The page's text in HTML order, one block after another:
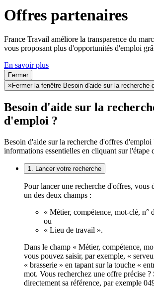
Offres partenaires
France Travail améliore la transparence du
vous proposant plus d'opportunités d'emploi
En savoir plus
Fermer
× Fermer la fenêtre Besoin d'aide sur la recherche
Besoin d'aide sur la
d'emploi ?
Besoin d'aide sur la recherche d'offres d'emploi
informations essentielles en cliquant sur l'étape
1. Lancer votre recherche
Pour lancer une recherche d'offres, vous
un des deux champs :
« Métier, compétence, mot-clé, n°
ou
« Lieu de travail ».
Dans le champ « Métier, compétence,
vous pouvez saisir, par exemple, «
« brasserie » en tapant sur la touche «
mot. Vous recherchez une offre précise ?
directement sa référence, par exemple